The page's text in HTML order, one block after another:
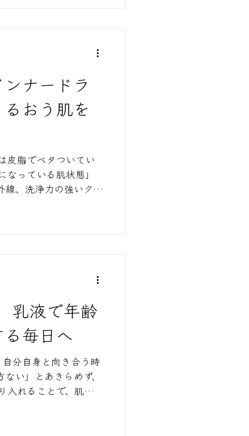
ナードラ
おう肌を
皮脂でベタついてい
っている肌状態」
線、洗浄力の強いクレ
乳液で年齢
毎日へ
分自身と向き合う時
い」とあきらめず、
れることで、肌はゆ